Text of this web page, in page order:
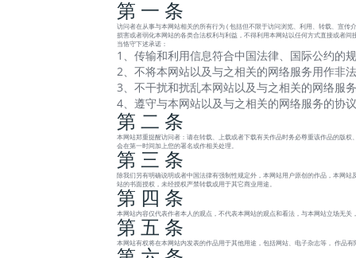
第 一 条
访问者在从事与本网站相关的所有行为 ( 包括但不限于访问浏览、利用、转载、宣传
损害或者弱化本网站的各类合法权利与利益，不得利用本网站以任何方式直接或者
当恪守下述承诺：
1、传输和利用信息符合中国法律、国际公约的
2、不将本网站以及与之相关的网络服务用作非
3、不干扰和扰乱本网站以及与之相关的网络服
4、遵守与本网站以及与之相关的网络服务的协
第 二 条
本网站郑重提醒访问者：请在转载、上载或者下载有关作品时务必尊重该作品的版
会在第一时间加上您的署名或作相关处理。
第 三 条
除我们另有明确说明或者中国法律有强制性规定外，本网站用户原创的作品，本网
站的书面授权，未经授权严禁转载或用于其它商业用途。
第 四 条
本网站内容仅代表作者本人的观点，不代表本网站的观点和看法，与本网站立场无关
第 五 条
本网站有权将在本网站内发表的作品用于其他用途，包括网站、电子杂志等， 作品